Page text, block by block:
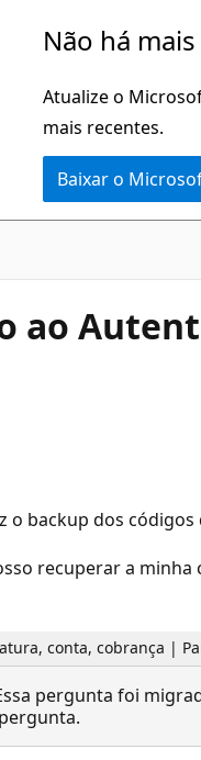
Não há
Atualize o
mais recentes.
Baixar o
ao
o backup dos
recuperar a
conta, cobrança |
pergunta foi